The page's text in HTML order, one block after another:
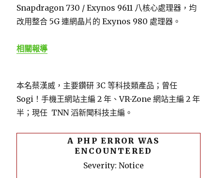
Snapdragon 730 / Exynos 9611 八核心處理器，均
改用整合 5G 連網晶片的 Exynos 980 處理器。
相關報導
本名蔡漢威，主要鑽研 3C 等科技類產品；曾任
Sogi！手機王網站主編 2 年、VR-Zone 網站主編 2 年
半；現任 TNN 滔新聞科技主編。
A PHP ERROR WAS
ENCOUNTERED
Severity: Notice